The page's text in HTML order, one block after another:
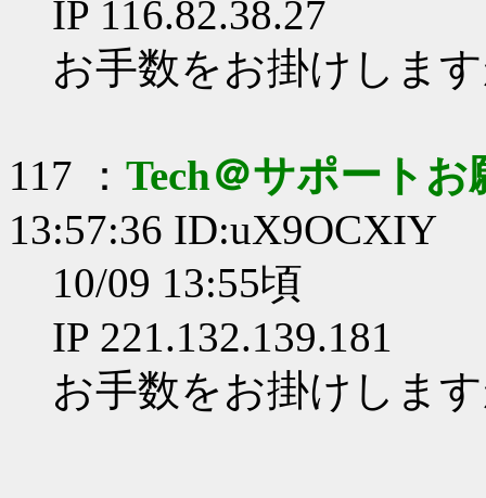
IP 116.82.38.27
お手数をお掛けしま
117 ： Tech＠サポート
13:57:36 ID:uX9OCXIY
10/09 13:55頃
IP 221.132.139.181
お手数をお掛けしま